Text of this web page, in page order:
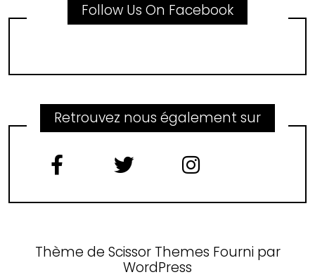
Follow Us On Facebook
Retrouvez nous également sur
Thème de Scissor Themes Fourni par
WordPress